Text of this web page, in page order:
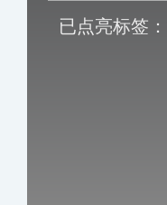
已点亮标签：